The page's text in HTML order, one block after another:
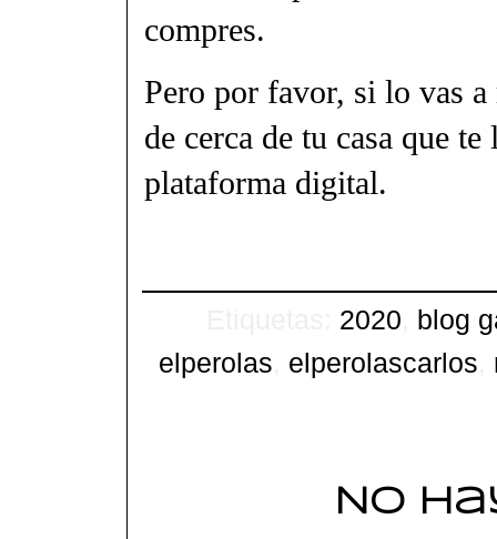
compres.
Pero por favor, si lo vas
de cerca de tu casa que
plataforma digital.
2020 blog
elperolas elperolascarlos
No